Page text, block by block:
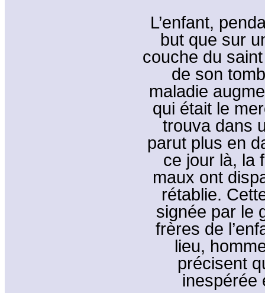
L’enfant,
but que sur
couche du
de son
maladie
qui était le
trouva dans
parut plus en
ce jour là, la
maux ont
rétablie.
signée par le
frères de
lieu,
précisent
inespérée